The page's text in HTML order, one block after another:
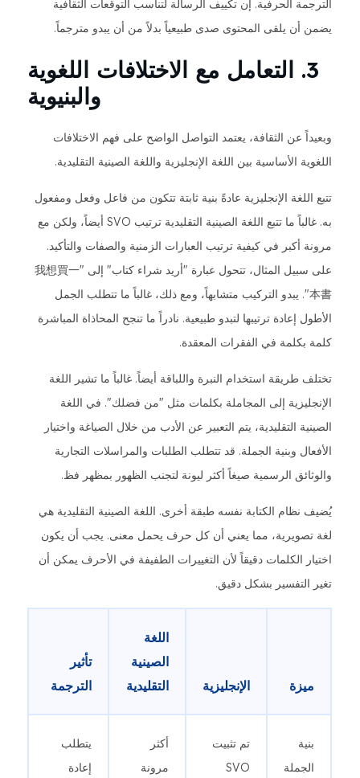
الترجمة الحرفية. إن تكييف الرسالة لتناسب التوقعات الثقافية
يضمن أن يلقى المحتوى صدى طبيعياً بدلاً من أن يبدو مترجماً.
3. التعامل مع الاختلافات اللغوية
والبنيوية
وبعيداً عن الثقافة، يعتمد التواصل الواضح على فهم الاختلافات
اللغوية الأساسية بين اللغة الإنجليزية واللغة الصينية التقليدية.
تتبع اللغة الإنجليزية عادةً بنية ثابتة تتكون من فاعل وفعل ومفعول
به. غالباً ما تتبع اللغة الصينية التقليدية ترتيب SVO أيضاً، ولكن مع
مرونة أكبر في كيفية ترتيب العبارات الزمنية والصفات والتأكيد.
على سبيل المثال، تتحول عبارة "أريد شراء كتاب" إلى "我想買一
本書". يبدو التركيب متشابهاً، ومع ذلك، غالباً ما تتطلب الجمل
الأطول إعادة ترتيبها لتبدو طبيعية. نادراً ما تنجح المحاذاة المباشرة
كلمة بكلمة في الفقرات المعقدة.
تختلف طريقة استخدام النبرة واللباقة أيضاً. غالباً ما تشير اللغة
الإنجليزية إلى المجاملة بكلمات مثل "من فضلك". في اللغة
الصينية التقليدية، يتم التعبير عن الأدب من خلال الصياغة واختيار
الأفعال وبنية الجملة. قد تتطلب الطلبات والمراسلات التجارية
والوثائق الرسمية صيغاً أكثر ليونة لتجنب الظهور بمظهر فظ.
يُضيف نظام الكتابة نفسه طبقة أخرى. اللغة الصينية التقليدية هي
لغة تصويرية، مما يعني أن كل حرف يحمل معنى. يجب أن يكون
اختيار الكلمات دقيقاً لأن التغييرات الطفيفة في الأحرف يمكن أن
تغير التفسير بشكل دقيق.
ميزة الإنجليزية
اللغة
الصينية
التقليدية
تأثير
الترجمة
بنية
الجملة
تم تثبيت
SVO
أكثر
مرونة
يتطلب
إعادة